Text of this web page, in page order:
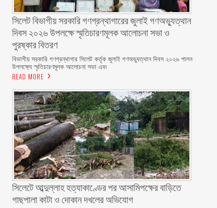
সিলেট বিভাগীয় সরকারি গণগ্রন্থাগারের জুলাই গণঅভ্যুত্থান
দিবস ২০২৬ উপলক্ষে স্মৃতিচারণমূলক আলোচনা সভা ও
পুরষ্কার বিতরণ ‎ ‎
বিভাগীয় সরকারি গণগ্রন্থাগার সিলেট কর্তৃক জুলাই গণঅভ্যুত্থান দিবস ২০২৬ পালন
উপলক্ষ্যে স্মৃতিচারণমূলক আলোচনা সভা এবং
READ MORE
সিলেটে আব্দুল্লাহ হত্যাকাণ্ডের পর আসামিপক্ষের বাড়িতে
গাছপালা কাটা ও দোকান দখলের অভিযোগ